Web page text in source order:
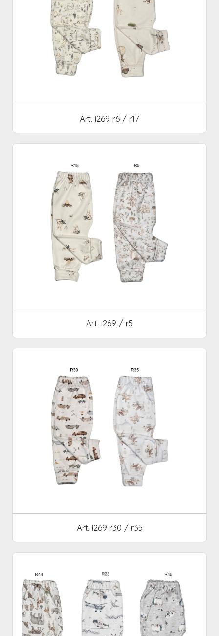
Art. i269 r6 / r17
Art. i269 / r5
Art. i269 r30 / r35